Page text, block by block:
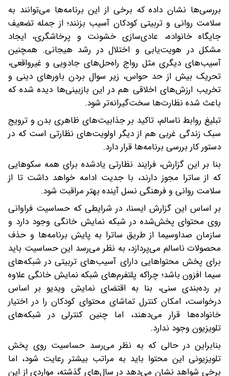
بررسی‌ها نشان داده که برخی از این برنامه‌ها می‌توانند به
سلامت روانی و تربیتی کودکان آسیب بزنند؛ از جمله تضعیف
جایگاه خانواده، عادی‌سازی خشونت و پرخاشگری، ایجاد
مشکل در هویت‌یابی و اختلال در رشد هیجانی. همچنین
آسیب‌های دیگری مثل رواج راه‌حل‌های جادویی و غیرواقعی،
تحریک بیش از حد حواس، زیر سوال بردن باورهای دینی و
تخریب ارزش‌های اخلاقی هم در این بازبینی‌ها دیده شده که
باعث شده نظارت‌ها سخت‌گیرانه‌تر شود.
تبلیغ روابط ناسالم، تاکید بر جذابیت‌های ظاهری بدن و ترویج
سبک زندگی غربی هم از دیگر اولویت‌های نظارتی است که در
دستور کار بررسی برنامه‌ها قرار دارد.
بنا بر این گزارش، فرایند نظارتی یادشده برای همه سکوهایی
که از ساترا مجوز دارند، با جدیت ادامه خواهد داشت تا از
سلامت روانی و فرهنگی نسل آینده بهتر مراقبت شود.
بر اساس این گزارش ایسنا، در شرایطی که حساسیت فراوانی
روی محتوای پخش‌شده در شبکه نمایش خانگی وجود دارد و
سازمان صداوسیما از طریق ساترا به پایش برنامه‌ها و حذف
محصولات ناسالم می‌پردازد، به نظر می‌رسد این حساسیت باید
برای پخش محتواهایی دارای آسیب‌های تربیتی در شبکه‌های
سیما افزون باشد؛ چراکه پلتفرم‌های شبکه نمایش خانگی علاوه
بر رده‌بندی سنی، بنا به اقتضای نمایش ویدیو بر اساس
درخواست، امکان کنترل تماشای محتوای کودکان را در اختیار
خانواده‌ها قرار می‌دهند، اما چنین کنترلی در شبکه‌های
تلویزیون وجود ندارد.
بنابراین در حالی که به نظر می‌رسد حساسیت روی پخش
تلویزیونی این محتوا باید به مراتب بیشتر رعایت شود، اما
برخی شواهد نشان می‌دهد در سال‌های گذشته، مواردی از این